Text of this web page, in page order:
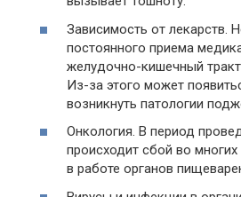
Зависимость от лекарств.
постоянного приема
желудочно-кишечный
Из-за этого может
возникнуть патологии
Онкология. В период
происходит сбой во
в работе органов